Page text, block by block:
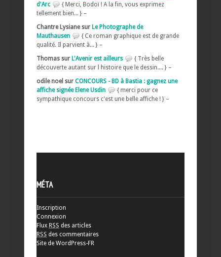
d'Arc
{ Merci, Bodoï ! A la fin, vous exprimez
tellement bien... } –
Chantre Lysiane sur Le Photographe de
Mauthausen
{ Ce roman graphique est de grande
qualité. Il parvient à... } –
Thomas sur L'Avenir est ailleurs
{ Très belle
découverte autant sur l histoire que le dessin.... } –
odile noel sur CONCOURS - BD à Bastia : gagnez une
affiche signée Elene Usdin
{ merci pour ce
sympathique concours c'est une belle affiche ! } –
MÉTA
Inscription
Connexion
Flux RSS des articles
RSS des commentaires
Site de WordPress-FR